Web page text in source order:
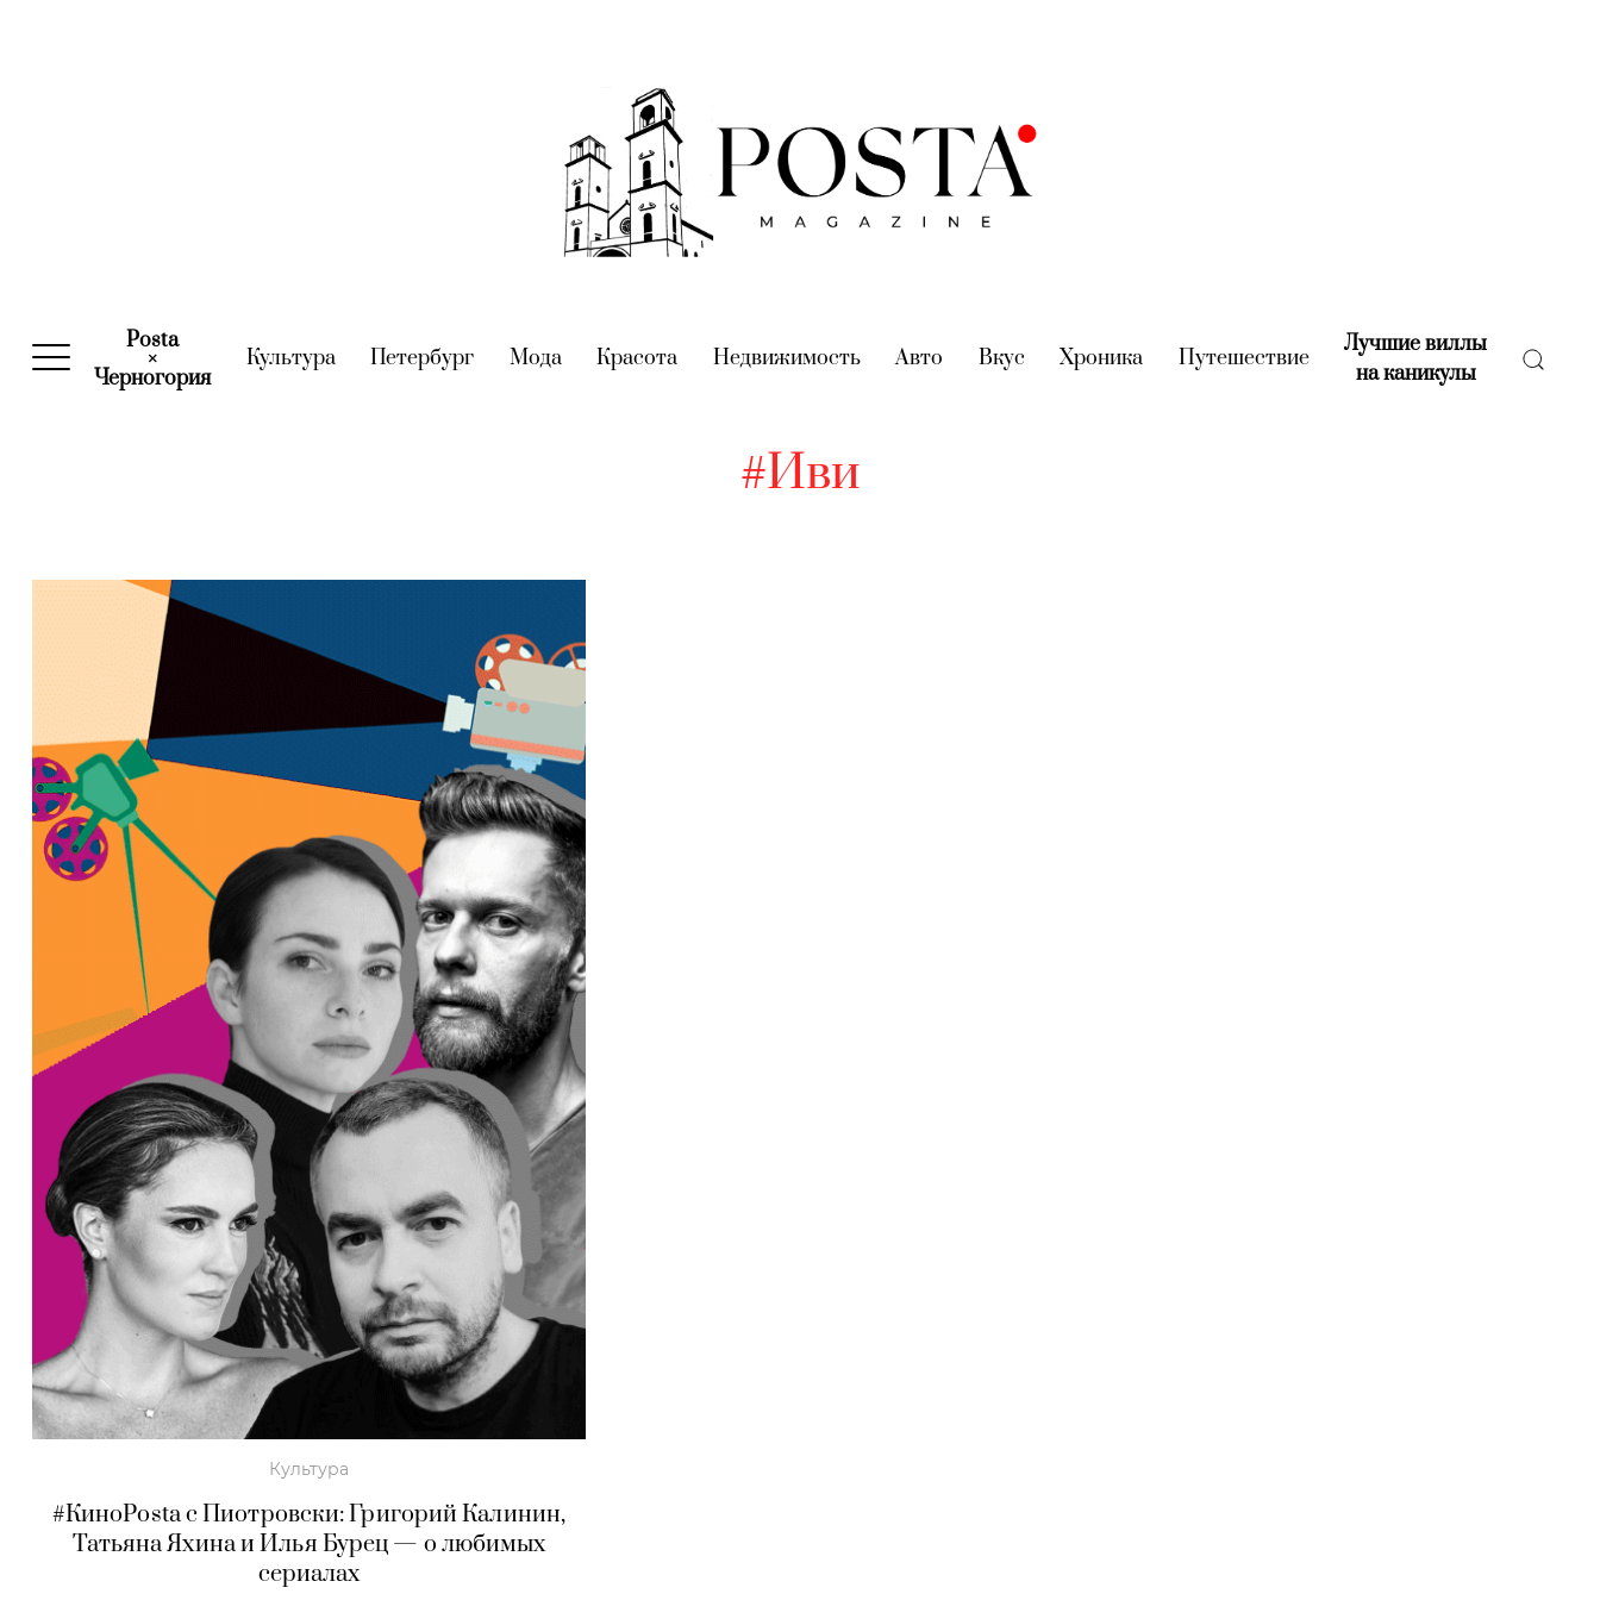
Posta
×
Черногория(current)
Культура(current)
Петербург (current)
Мода(current)
Красота (current)
Недвижимость(current)
Авто (current)
Вкус (current)
Хроника (current)
Путешествие(current)
Лучшие виллы
на каникулы(current)
#Иви
Культура
#КиноPosta c Пиотровски: Григорий Калинин,
Татьяна Яхина иИлья Бурец — о любимых
сериалах